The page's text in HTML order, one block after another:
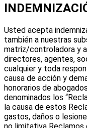
Usted acepta
también a nuestras
matriz/controladora y
directores, agentes,
cualquier y toda
causa de acción y
honorarios de
denominados los
la causa de estos
gastos, daños o